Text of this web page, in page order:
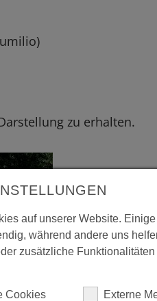
zu erhalten.
auf unserer Website.
während andere uns
zusätzliche
Cookies Externe